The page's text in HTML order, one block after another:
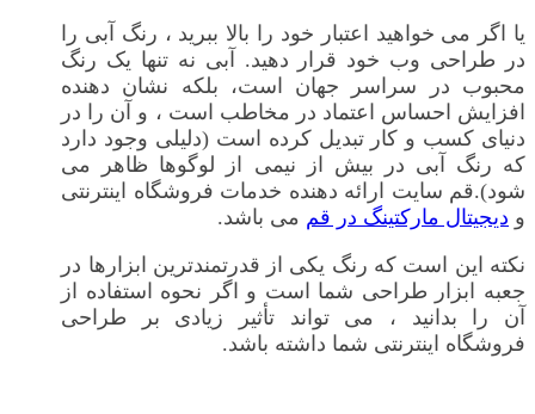
یا اگر می خواهید اعتبار خود را بالا ببرید ، رنگ آبی را
در طراحی وب خود قرار دهید. آبی نه تنها یک رنگ
محبوب در سراسر جهان است، بلکه نشان دهنده
افزایش احساس اعتماد در مخاطب است ، و آن را در
دنیای کسب و کار تبدیل کرده است (دلیلی وجود دارد
که رنگ آبی در بیش از نیمی از لوگوها ظاهر می
شود).قم سایت ارائه دهنده خدمات فروشگاه اینترنتی
و دیجیتال مارکتینگ در قم می باشد.
نکته این است که رنگ یکی از قدرتمندترین ابزارها در
جعبه ابزار طراحی شما است و اگر نحوه استفاده از
آن را بدانید ، می تواند تأثیر زیادی بر طراحی
فروشگاه اینترنتی شما داشته باشد.